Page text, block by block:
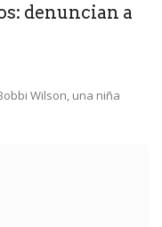
denuncian a
Wilson, una niña